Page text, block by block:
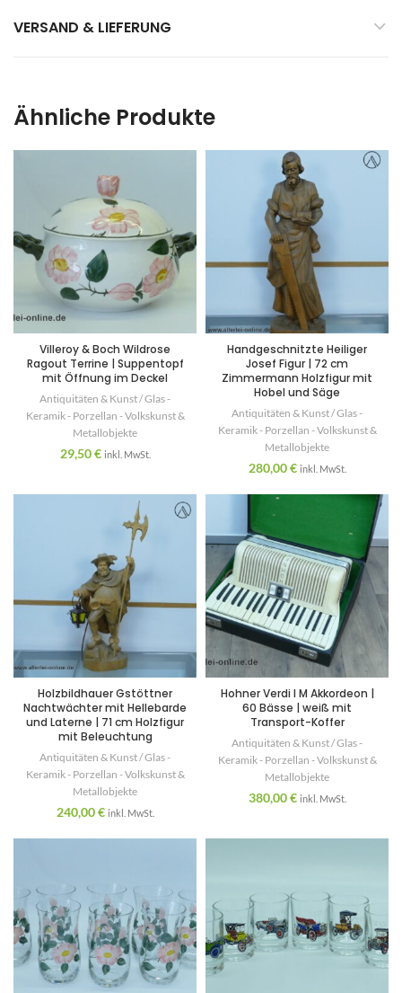
VERSAND & LIEFERUNG
Ähnliche Produkte
Villeroy & Boch Wildrose
Ragout Terrine | Suppentopf
mit Öffnung im Deckel
Antiquitäten & Kunst / Glas -
Keramik - Porzellan - Volkskunst &
Metallobjekte
29,50€ inkl. MwSt.
Handgeschnitzte Heiliger
Josef Figur | 72 cm
Zimmermann Holzfigur mit
Hobel und Säge
Antiquitäten & Kunst / Glas -
Keramik - Porzellan - Volkskunst &
Metallobjekte
280,00€ inkl. MwSt.
Holzbildhauer Gstöttner
Nachtwächter mit Hellebarde
und Laterne | 71 cm Holzfigur
mit Beleuchtung
Antiquitäten & Kunst / Glas -
Keramik - Porzellan - Volkskunst &
Metallobjekte
240,00€ inkl. MwSt.
Hohner Verdi I M Akkordeon |
60 Bässe | weiß mit
Transport-Koffer
Antiquitäten & Kunst / Glas -
Keramik - Porzellan - Volkskunst &
Metallobjekte
380,00€ inkl. MwSt.